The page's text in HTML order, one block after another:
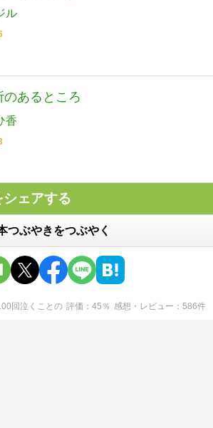
ル
のあるところ
香
ェアする
つぶやきをつぶやく
回泣くこと の 評価 45 ％ 感想・レビュー 586件